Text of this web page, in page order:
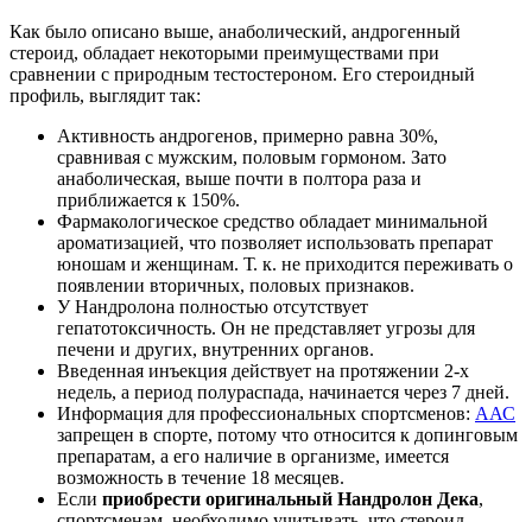
Как было описано выше, анаболический, андрогенный
стероид, обладает некоторыми преимуществами при
сравнении с природным тестостероном. Его стероидный
профиль, выглядит так:
Активность андрогенов, примерно равна 30%,
сравнивая с мужским, половым гормоном. Зато
анаболическая, выше почти в полтора раза и
приближается к 150%.
Фармакологическое средство обладает минимальной
ароматизацией, что позволяет использовать препарат
юношам и женщинам. Т. к. не приходится переживать о
появлении вторичных, половых признаков.
У Нандролона полностью отсутствует
гепатотоксичность. Он не представляет угрозы для
печени и других, внутренних органов.
Введенная инъекция действует на протяжении 2-х
недель, а период полураспада, начинается через 7 дней.
Информация для профессиональных спортсменов: ААС
запрещен в спорте, потому что относится к допинговым
препаратам, а его наличие в организме, имеется
возможность в течение 18 месяцев.
Если приобрести оригинальный Нандролон Дека,